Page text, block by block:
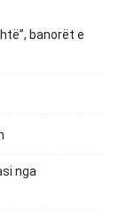
banorët e
nga